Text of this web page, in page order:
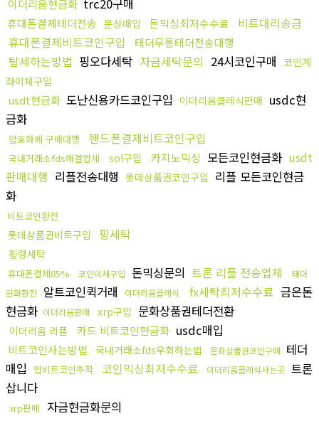
이더리움현금화 trc20구매
휴대폰결제테더전송 문상매입 돈믹싱최저수수료
비트대리송금
휴대폰결제비트코인구입
테더무통테더전송대행
탈세하는방법 핑오다세탁 자금세탁문의 24시코인구매 코인계
좌이체구입
usdt현금화 도난신용카드코인구입 이더리움클레식판매 usdc현
금화
암호화폐 구매대행 핸드폰결제비트코인구입
국내거래소fds해결업체 sol구입 카지노믹싱 모든코인현금화 usdt
판매대행 리플전송대행 롯데상품권코인구입 리플 모든코인현금
화
비트코인환전
롯데상품권비트구입 핑세탁
횡령세탁
휴대폰결제85% 코인이체구입 돈믹싱문의 트론 리플 전송업체
태더
원화환전 알트코인퀵거래 이더리움클레식 fx세탁최저수수료 금은돈
현금화 이더리움판매 xrp구입 문화상품권테더전환
이더리움 리플 카드 비트코인현금화 usdc매입
비트코인사는방법 국내거래소fds우회하는법 문화상품권코인구매 테더
매입
업비트코인추적 코인믹싱최저수수료 이더리움클레식사는곳 트론
삽니다
xrp판매
자금현금화문의